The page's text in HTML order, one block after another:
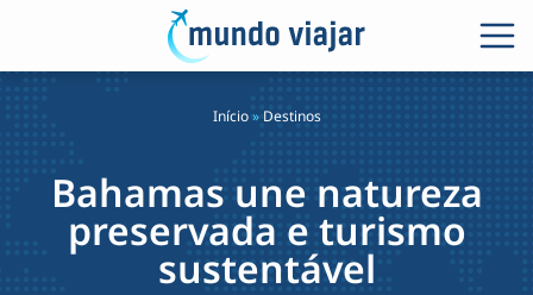
Início» Destinos
Bahamas une natureza
preservada e turismo
sustentável